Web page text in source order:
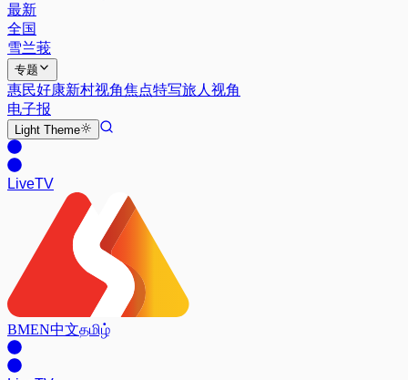
最新
全国
雪兰莪
专题
惠民好康新村视角焦点特写旅人视角
电子报
Light Theme
LiveTV
BMEN中文தமிழ்